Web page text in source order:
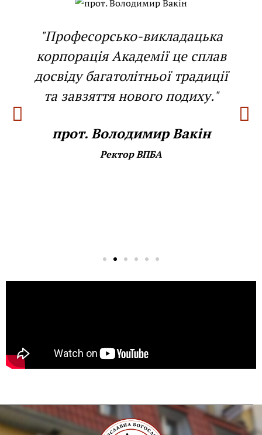
"Професорсько-викладацька
корпорація Академії це сплав
досвіду багатолітньої традиції
та завзяття нового подиху."
прот. Володимир Вакін
Ректор ВПБА